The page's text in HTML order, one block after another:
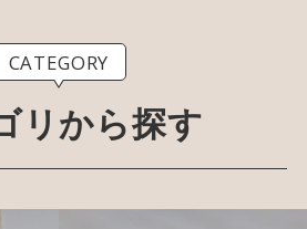
CATEGORY
リから探す